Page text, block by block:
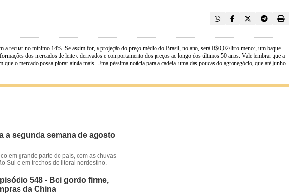
a recuar no mínimo 14%. Se assim for, a projeção do preço médio do Brasil, no ano, será R$0,02/litro menor, um baque
dos mercados de leite e derivados e comportamento dos preços ao longo dos últimos 50 anos. Vale lembrar que a
o mercado possa piorar ainda mais. Uma péssima notícia para a cadeia, uma das poucas do agronegócio, que até junho
a segunda semana de agosto
em grande parte do país, com as chuvas
Sul e em trechos do litoral nordestino.
548 - Boi gordo firme,
da China